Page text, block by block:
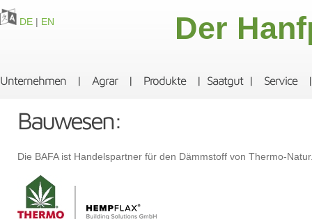
DE | EN Der
Unternehmen | Agrar | Produkte | Saatgut | Service |
Bauwesen:
Die BAFA ist Handelspartner für den Dämmstoff von Thermo-